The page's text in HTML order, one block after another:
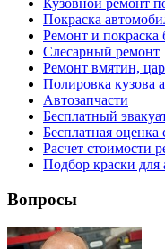
Кузовной ремонт
Покраска
Ремонт и покраска
Слесарный ремонт
Ремонт вмятин,
Полировка кузова
Автозапчасти
Бесплатный
Бесплатная оценка
Расчет стоимости
Подбор краски для
Вопросы